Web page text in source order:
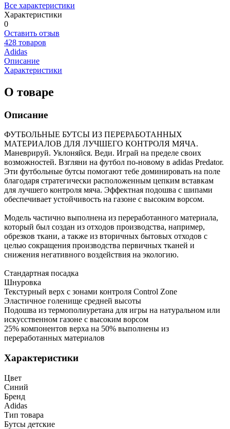
Все характеристики
Характеристики
0
Оставить отзыв
428 товаров
Adidas
Описание
Характеристики
О товаре
Описание
ФУТБОЛЬНЫЕ БУТСЫ ИЗ ПЕРЕРАБОТАННЫХ
МАТЕРИАЛОВ ДЛЯ ЛУЧШЕГО КОНТРОЛЯ МЯЧА.
Маневрируй. Уклоняйся. Веди. Играй на пределе своих
возможностей. Взгляни на футбол по-новому в adidas Predator.
Эти футбольные бутсы помогают тебе доминировать на поле
благодаря стратегически расположенным цепким вставкам
для лучшего контроля мяча. Эффектная подошва с шипами
обеспечивает устойчивость на газоне с высоким ворсом.
Модель частично выполнена из переработанного материала,
который был создан из отходов производства, например,
обрезков ткани, а также из вторичных бытовых отходов с
целью сокращения производства первичных тканей и
снижения негативного воздействия на экологию.
Стандартная посадка
Шнуровка
Текстурный верх с зонами контроля Control Zone
Эластичное голенище средней высоты
Подошва из термополиуретана для игры на натуральном или
искусственном газоне с высоким ворсом
25% компонентов верха на 50% выполнены из
переработанных материалов
Характеристики
Цвет
Синий
Бренд
Adidas
Тип товара
Бутсы детские